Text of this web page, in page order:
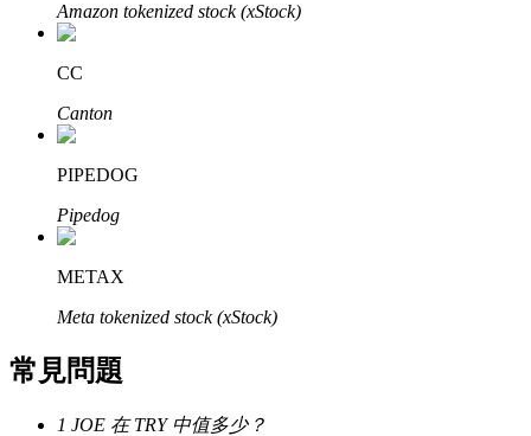
合夥人計劃
最高達65%佣金！
Amazon tokenized stock (xStock)
CC
Canton
PIPEDOG
Pipedog
METAX
Meta tokenized stock (xStock)
常見問題
1 JOE 在 TRY 中值多少？